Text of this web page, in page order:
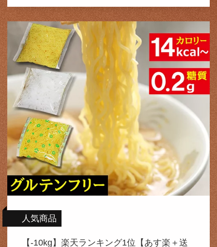
人気商品
【-10kg】楽天ランキング1位【あす楽＋送